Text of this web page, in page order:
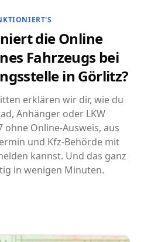
die Online
Fahrzeugs bei
in Görlitz?
erklären wir dir, wie du
Anhänger oder LKW
Online-Ausweis, aus
und Kfz-Behörde mit
kannst. Und das ganz
in wenigen Minuten.